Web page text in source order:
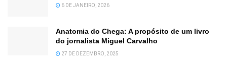
6 DE JANEIRO, 2026
Anatomia do Chega: A propósito de um livro
do jornalista Miguel Carvalho
27 DE DEZEMBRO, 2025